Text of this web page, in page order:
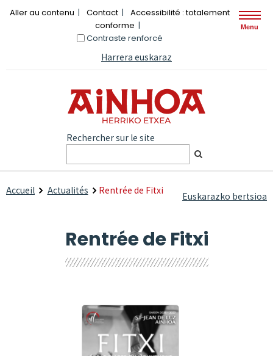
Aller au contenu Contact
Accessibilité : totalement
conforme
Contraste renforcé
Harrera euskaraz
Rechercher sur le site
Menu
Accueil Actualités Rentrée de Fitxi
Euskarazko bertsioa
Rentrée de Fitxi